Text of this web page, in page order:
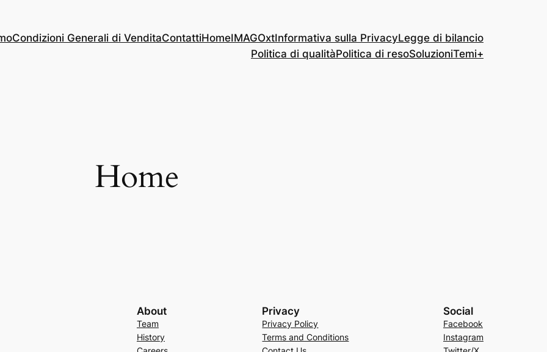
Condizioni Generali di VenditaContattiHomeIMAGOxtInformativa sulla PrivacyLegge di bilancio
Politica di qualitàPolitica di resoSoluzioniTemi+
Home
About
Team
History
Privacy
Privacy Policy
Terms and Conditions
Social
Facebook
Instagram